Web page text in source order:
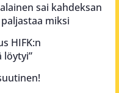
sai kahdeksan
miksi
HIFK:n
löytyi”